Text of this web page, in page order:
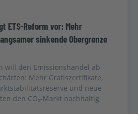
ETS-Reform vor: Mehr
sinkende Obergrenze
will den Emissionshandel ab
Mehr Gratiszertifikate,
und neue
den CO₂-Markt nachhaltig